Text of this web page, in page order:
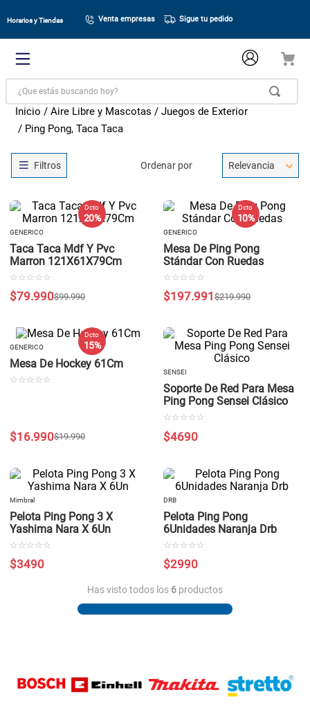
Horarios y Tiendas Venta empresas Sigue tu pedido
¿Que estás buscando hoy?
Aire Libre y Mascotas
Juegos de Exterior
Ping Pong, Taca Taca
Ordenar por Relevancia
Dcto
20 %
GENERICO
Taca Taca Mdf Y Pvc
Marron 121X61X79Cm
☆ ☆ ☆ ☆ ☆
$99.990
$79.990
Dcto
10 %
GENERICO
Mesa De Ping Pong
Stándar Con Ruedas
☆ ☆ ☆ ☆ ☆
$219.990
$197.991
Dcto
15 %
GENERICO
Mesa De Hockey 61Cm
☆ ☆ ☆ ☆ ☆
$19.990
$16.990
SENSEI
Soporte De Red Para Mesa
Ping Pong Sensei Clásico
☆ ☆ ☆ ☆ ☆
$4690
Mimbral
Pelota Ping Pong 3 X
Yashima Nara X 6Un
☆ ☆ ☆ ☆ ☆
$3490
DRB
Pelota Ping Pong
6Unidades Naranja Drb
☆ ☆ ☆ ☆ ☆
$2990
Has visto todos los 6 productos